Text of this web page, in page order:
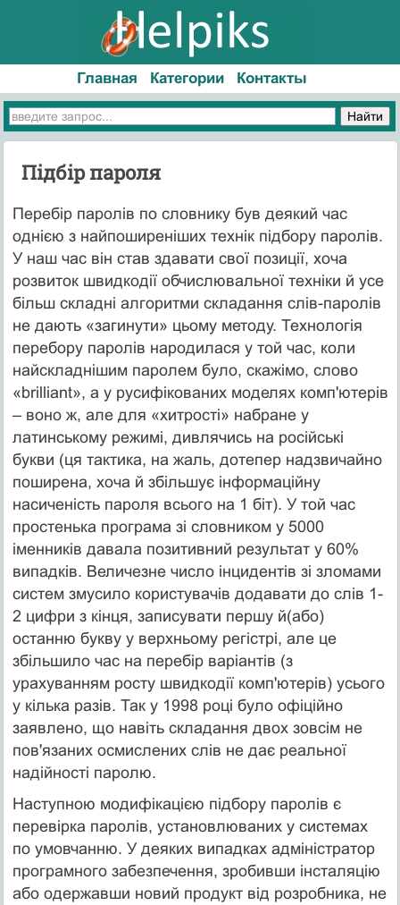
Главная Категории Контакты
Підбір пароля
Перебір паролів по словнику був деякий час
однією з найпоширеніших технік підбору паролів.
У наш час він став здавати свої позиції, хоча
розвиток швидкодії обчислювальної техніки й усе
більш складні алгоритми складання слів-паролів
не дають «загинути» цьому методу. Технологія
перебору паролів народилася у той час, коли
найскладнішим паролем було, скажімо, слово
«brilliant», а у русифікованих моделях комп'ютерів
– воно ж, але для «хитрості» набране у
латинському режимі, дивлячись на російські
букви (ця тактика, на жаль, дотепер надзвичайно
поширена, хоча й збільшує інформаційну
насиченість пароля всього на 1 біт). У той час
простенька програма зі словником у 5000
іменників давала позитивний результат у 60%
випадків. Величезне число інцидентів зі зломами
систем змусило користувачів додавати до слів 1-
2 цифри з кінця, записувати першу й(або)
останню букву у верхньому регістрі, але це
збільшило час на перебір варіантів (з
урахуванням росту швидкодії комп'ютерів) усього
у кілька разів. Так у 1998 році було офіційно
заявлено, що навіть складання двох зовсім не
пов'язаних осмислених слів не дає реальної
надійності паролю.
Наступною модифікацією підбору паролів є
перевірка паролів, установлюваних у системах
по умовчанню. У деяких випадках адміністратор
програмного забезпечення, зробивши інсталяцію
або одержавши новий продукт від розробника, не